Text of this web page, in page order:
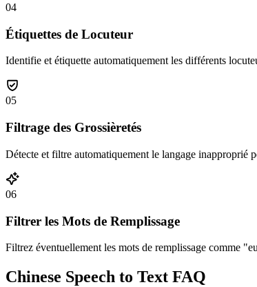
04
Étiquettes de Locuteur
Identifie et étiquette automatiquement les différents
05
Filtrage des Grossièretés
Détecte et filtre automatiquement le langage inapproprié
06
Filtrer les Mots de Remplissage
Filtrez éventuellement les mots de remplissage comme
Chinese Speech to Text FAQ